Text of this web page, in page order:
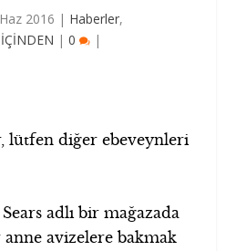
2016 | Haberler,
|0 |
lütfen diğer ebeveynleri
adlı bir mağazada
anne avizelere bakmak